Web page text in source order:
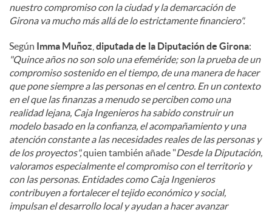
nuestro compromiso con la ciudad y la demarcación de
Girona va mucho más allá de lo estrictamente financiero".
Según Imma Muñoz diputada de la Diputación de Girona:
"Quince años no son solo una efeméride; son la prueba de un
compromiso sostenido en el tiempo, de una manera de hacer
que pone siempre a las personas en el centro. En un contexto
en el que las finanzas a menudo se perciben como una
realidad lejana, Caja Ingenieros ha sabido construir un
modelo basado en la confianza, el acompañamiento y una
atención constante a las necesidades reales de las personas y
de los proyectos",quien también añade "Desde la Diputación,
valoramos especialmente el compromiso con el territorio y
con las personas. Entidades como Caja Ingenieros
contribuyen a fortalecer el tejido económico y social,
impulsan el desarrollo local y ayudan a hacer avanzar